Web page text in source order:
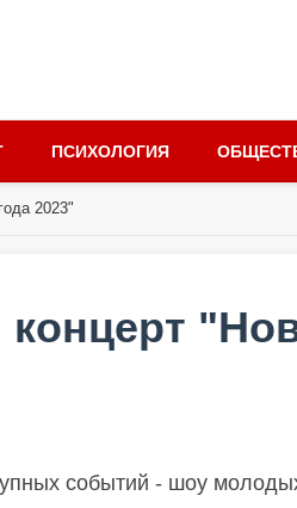
ПСИХОЛОГИЯ
2023"
событий - шоу